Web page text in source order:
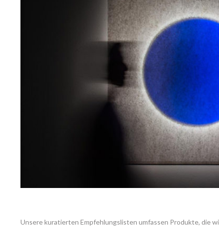
Unsere kuratierten Empfehlungslisten umfassen Produkte, die